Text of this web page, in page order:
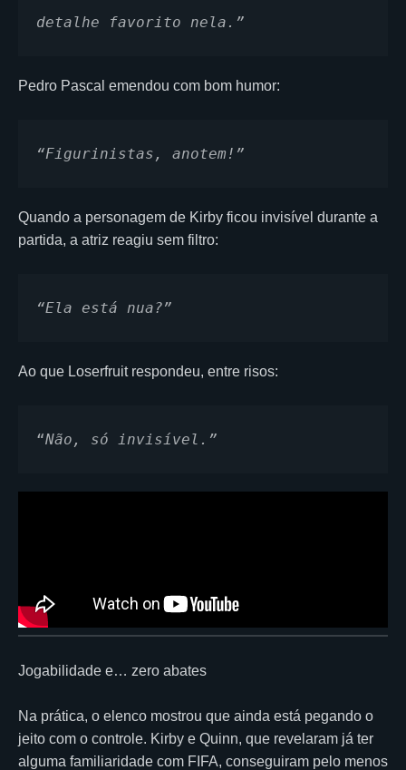
detalhe favorito nela.”
Pedro Pascal emendou com bom humor:
“Figurinistas, anotem!”
Quando a personagem de Kirby ficou invisível durante a
partida, a atriz reagiu sem filtro:
“Ela está nua?”
Ao que Loserfruit respondeu, entre risos:
“Não, só invisível.”
Jogabilidade e… zero abates
Na prática, o elenco mostrou que ainda está pegando o
jeito com o controle. Kirby e Quinn, que revelaram já ter
alguma familiaridade com FIFA, conseguiram pelo menos